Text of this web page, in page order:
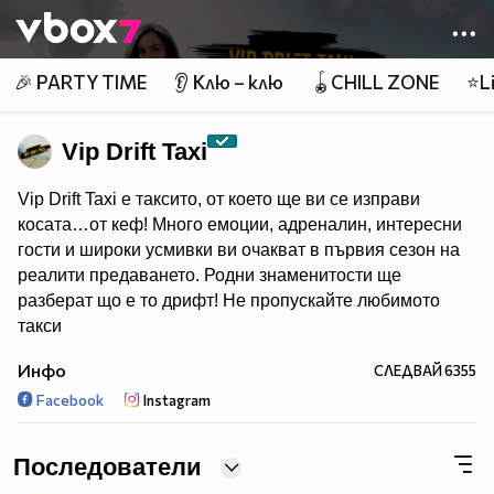
👾
🎉 PARTY TIME 👂 Клю – клю 🪀CHILL ZONE
Vip Drift Taxi
Vip Drift Taxi е таксито, от което ще ви се изправи
косата…от кеф! Много емоции, адреналин, интересни
гости и широки усмивки ви очакват в първия сезон на
реалити предаването. Родни знаменитости ще
разберат що е то дрифт! Не пропускайте любимото
такси
никога не сте ги виждали!
Очаквайте нов епизод всеки ВТОРНИК.
Инфо СЛЕДВАЙ6355
Facebook Instagram
Последователи